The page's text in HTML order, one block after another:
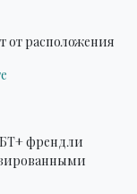
от расположения
френдли